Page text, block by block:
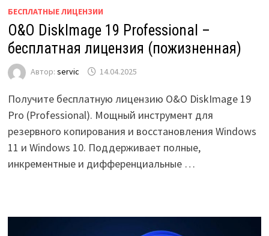
БЕСПЛАТНЫЕ ЛИЦЕНЗИИ
O&O DiskImage 19 Professional –
бесплатная лицензия (пожизненная)
Автор: servic 14.04.2025
Получите бесплатную лицензию O&O DiskImage 19
Pro (Professional). Мощный инструмент для
резервного копирования и восстановления Windows
11 и Windows 10. Поддерживает полные,
инкрементные и дифференциальные …